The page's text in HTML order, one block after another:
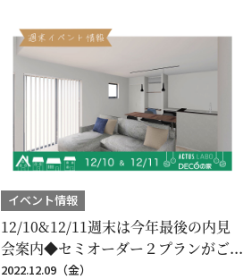
イベント情報
12/10&12/11週末は今年最後の内見
会案内◆セミオーダー２プランがご...
2022.12.09（金）